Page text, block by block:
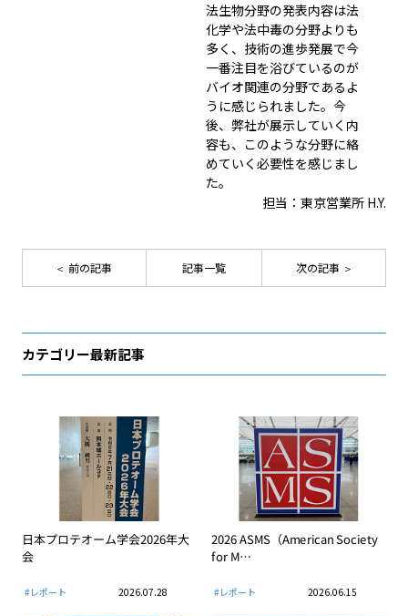
法生物分野の発表内容は法
化学や法中毒の分野よりも
多く、技術の進歩発展で今
一番注目を浴びているのが
バイオ関連の分野であるよ
うに感じられました。今
後、弊社が展示していく内
容も、このような分野に絡
めていく必要性を感じまし
た。
担当：東京営業所 H.Y.
前の記事 次の記事
記事一覧
カテゴリー最新記事
日本プロテオーム学会2026年大
会
#レポート 2026.07.28
2026 ASMS（American Society
for M…
#レポート 2026.06.15